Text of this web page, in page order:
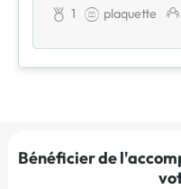
1 plaquette
Bénéficier de